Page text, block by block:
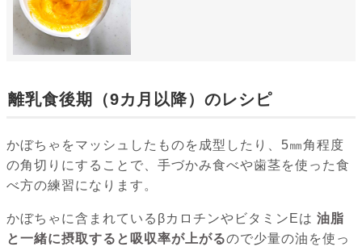
離乳食後期（9カ月以降）のレシピ
かぼちゃをマッシュしたものを成型したり、5㎜角程度
の角切りにすることで、手づかみ食べや歯茎を使った食
べ方の練習になります。
かぼちゃに含まれているβカロチンやビタミンEは 油脂
と一緒に摂取すると吸収率が上がるので少量の油を使っ